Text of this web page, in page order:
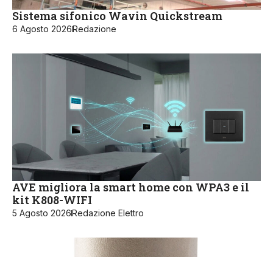
Sistema sifonico Wavin Quickstream
6 Agosto 2026 Redazione
AVE migliora la smart home con WPA3 e il
kit K808-WIFI
5 Agosto 2026 Redazione Elettro